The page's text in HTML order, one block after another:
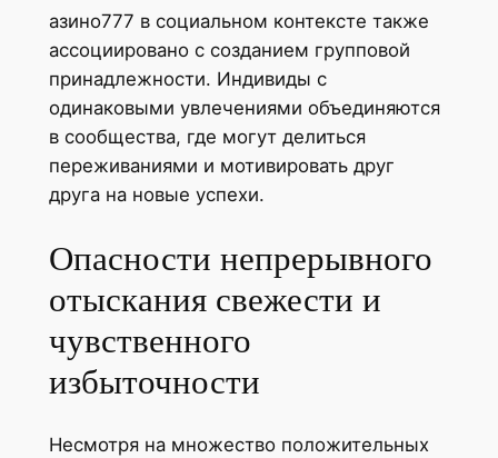
азино777 в социальном контексте также
ассоциировано с созданием групповой
принадлежности. Индивиды с
одинаковыми увлечениями объединяются
в сообщества, где могут делиться
переживаниями и мотивировать друг
друга на новые успехи.
Опасности непрерывного
отыскания свежести и
чувственного
избыточности
Несмотря на множество положительных